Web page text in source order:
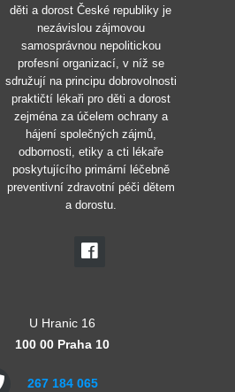
děti a dorost České republiky je
nezávislou zájmovou
samosprávnou nepolitickou
profesní organizací, v níž se
sdružují na principu dobrovolnosti
praktičtí lékaři pro děti a dorost
zejména za účelem ochrany a
hájení společných zájmů,
odbornosti, etiky a cti lékaře
poskytujícího primární léčebně
preventivní zdravotní péči dětem
a dorostu.
U Hranic 16
100 00 Praha 10
267 184 065